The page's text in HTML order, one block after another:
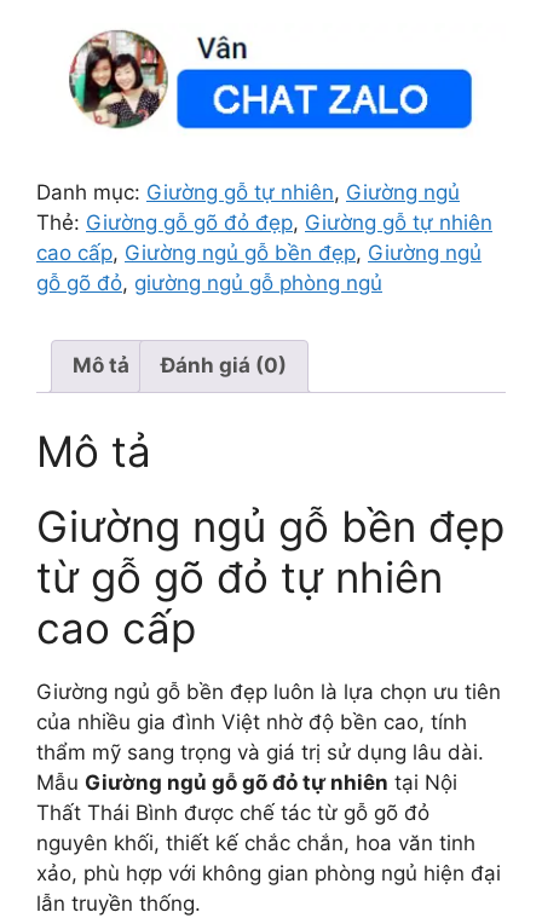
Danh mục: Giường gỗ tự nhiên, Giường ngủ
Thẻ: Giường gỗ gõ đỏ đẹp, Giường gỗ tự nhiên
cao cấp, Giường ngủ gỗ bền đẹp, Giường ngủ
gỗ gõ đỏ, giường ngủ gỗ phòng ngủ
Mô tả Đánh giá (0)
Mô tả
Giường ngủ gỗ bền đẹp
từ gỗ gõ đỏ tự nhiên
cao cấp
Giường ngủ gỗ bền đẹp luôn là lựa chọn ưu tiên
của nhiều gia đình Việt nhờ độ bền cao, tính
thẩm mỹ sang trọng và giá trị sử dụng lâu dài.
Mẫu Giường ngủ gỗ gõ đỏ tự nhiên tại Nội
Thất Thái Bình được chế tác từ gỗ gõ đỏ
nguyên khối, thiết kế chắc chắn, hoa văn tinh
xảo, phù hợp với không gian phòng ngủ hiện đại
lẫn truyền thống.